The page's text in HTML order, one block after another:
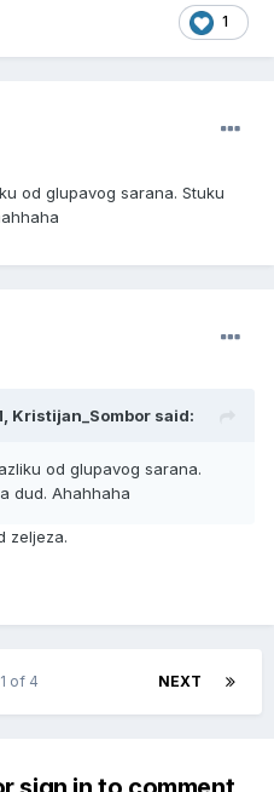
1
od glupavog sarana. Stuku
Kristijan_Sombor said:
od glupavog sarana.
dud. Ahahhaha
zeljeza.
NEXT
of 4